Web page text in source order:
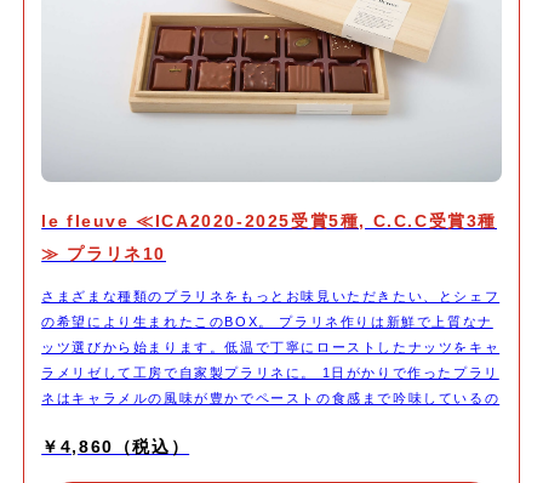
le fleuve ≪ICA2020-2025受賞5種, C.C.C受賞3種
≫ プラリネ10
さまざまな種類のプラリネをもっとお味見いただきたい、とシェフ
の希望により生まれたこのBOX。 プラリネ作りは新鮮で上質なナ
ッツ選びから始まります。低温で丁寧にローストしたナッツをキャ
ラメリゼして工房で自家製プラリネに。 1日がかりで作ったプラリ
ネはキャラメルの風味が豊かでペーストの食感まで吟味しているの
ャラメルの濃さは3種に調整。優しい素材と合わせるプラリネは甘
￥4,860（税込）